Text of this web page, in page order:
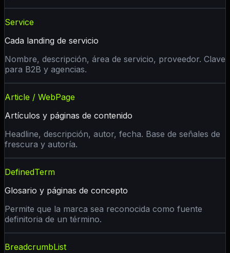
Service
Cada landing de servicio
Nombre, descripción, área de servicio, proveedor. Clave
para B2B y agencias.
Article / WebPage
Artículos y páginas de contenido
Headline, descripción, autor, fecha. Base de señales de
frescura y autoría.
DefinedTerm
Glosario y páginas de concepto
Permite que la marca sea reconocida como fuente
definitoria de un término.
BreadcrumbList